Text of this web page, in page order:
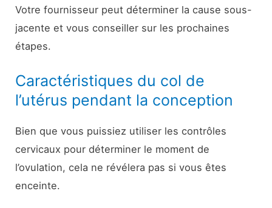
Votre fournisseur peut déterminer la cause sous-
jacente et vous conseiller sur les prochaines
étapes.
Caractéristiques du col de
l’utérus pendant la conception
Bien que vous puissiez utiliser les contrôles
cervicaux pour déterminer le moment de
l’ovulation, cela ne révélera pas si vous êtes
enceinte.